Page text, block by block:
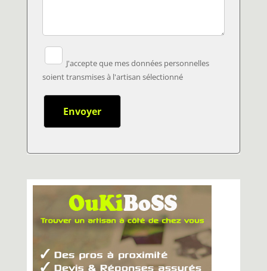
J'accepte que mes données personnelles
soient transmises à l'artisan sélectionné